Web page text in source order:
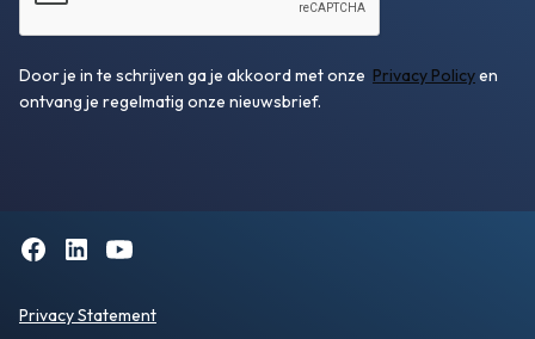
Door je in te schrijven ga je akkoord met onze Privacy Policyen
ontvang je regelmatig onze nieuwsbrief.
Privacy Statement